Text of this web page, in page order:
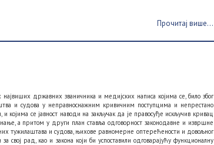
Прочитај више...
државних званичника и медијских написа којима се, било због
и судова у неправноснажним кривичним поступцима и непрестано
којима се јавност наводи на закључак да je правосуђе искључив кривац
а притом у други план ставља одговорност законодавне и извршне
тужилаштава и судова, њихове равномерне оптерећености и довољног
рад, као и закона који би успоставили одговарајућу функционалну